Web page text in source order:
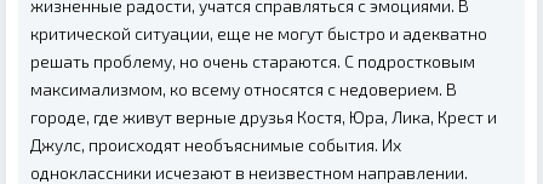
жизненные радости, учатся справляться с эмоциями. В
критической ситуации, еще не могут быстро и адекватно
решать проблему, но очень стараются. С подростковым
максимализмом, ко всему относятся с недоверием. В
городе, где живут верные друзья Костя, Юра, Лика, Крест и
Джулс, происходят необъяснимые события. Их
одноклассники исчезают в неизвестном направлении.